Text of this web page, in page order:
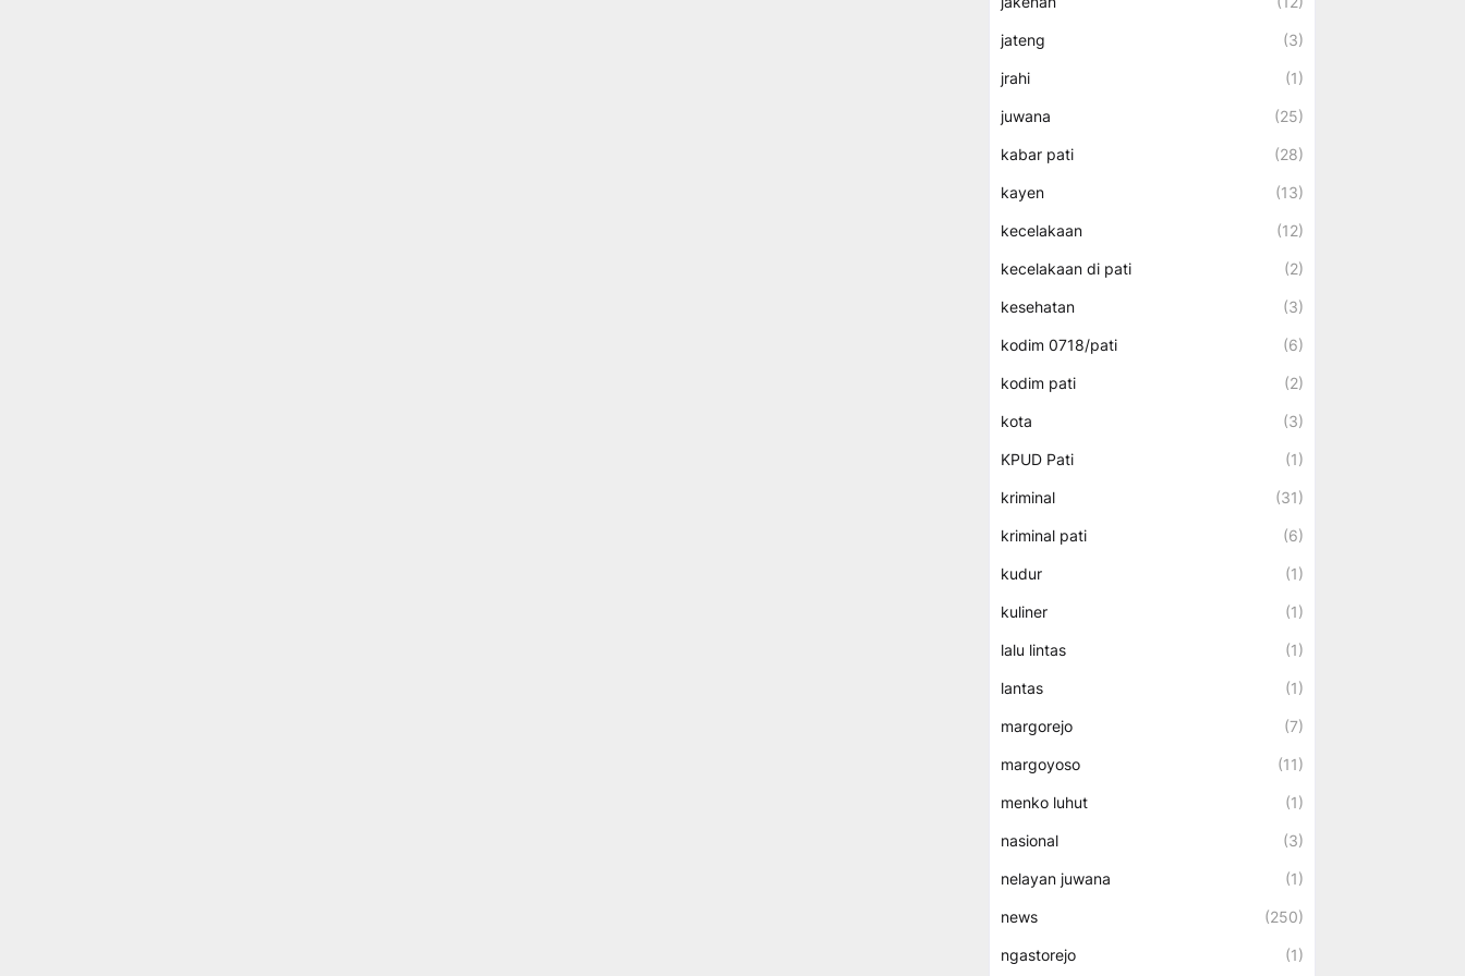
jateng (3)
jrahi (1)
juwana (25)
kabar pati (28)
kayen (13)
kecelakaan (12)
kecelakaan di pati (2)
kesehatan (3)
kodim 0718/pati (6)
kodim pati (2)
kota (3)
KPUD Pati (1)
kriminal (31)
kriminal pati (6)
kudur (1)
kuliner (1)
lalu lintas (1)
lantas (1)
margorejo (7)
margoyoso (11)
menko luhut (1)
nasional (3)
nelayan juwana (1)
news (250)
ngastorejo (1)